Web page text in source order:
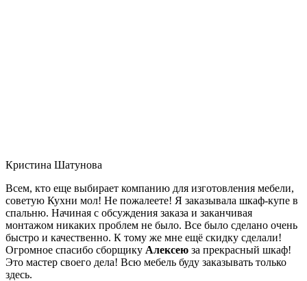
Кристина Шатунова
Всем, кто еще выбирает компанию для изготовления мебели,
советую Кухни мол! Не пожалеете! Я заказывала шкаф-купе в
спальню. Начиная с обсуждения заказа и заканчивая
монтажом никаких проблем не было. Все было сделано очень
быстро и качественно. К тому же мне ещё скидку сделали!
Огромное спасибо сборщику Алексею за прекрасный шкаф!
Это мастер своего дела! Всю мебель буду заказывать только
здесь.